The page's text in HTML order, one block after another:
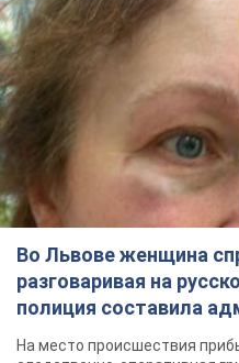
Во Львове женщина
разговаривая на
полиция составила
протокол. Видео
На место происшествия